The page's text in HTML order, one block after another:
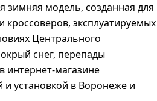
зимняя модель, созданная для
кроссоверов, эксплуатируемых
Центрального
снег, перепады
интернет-магазине
установкой в Воронеже и